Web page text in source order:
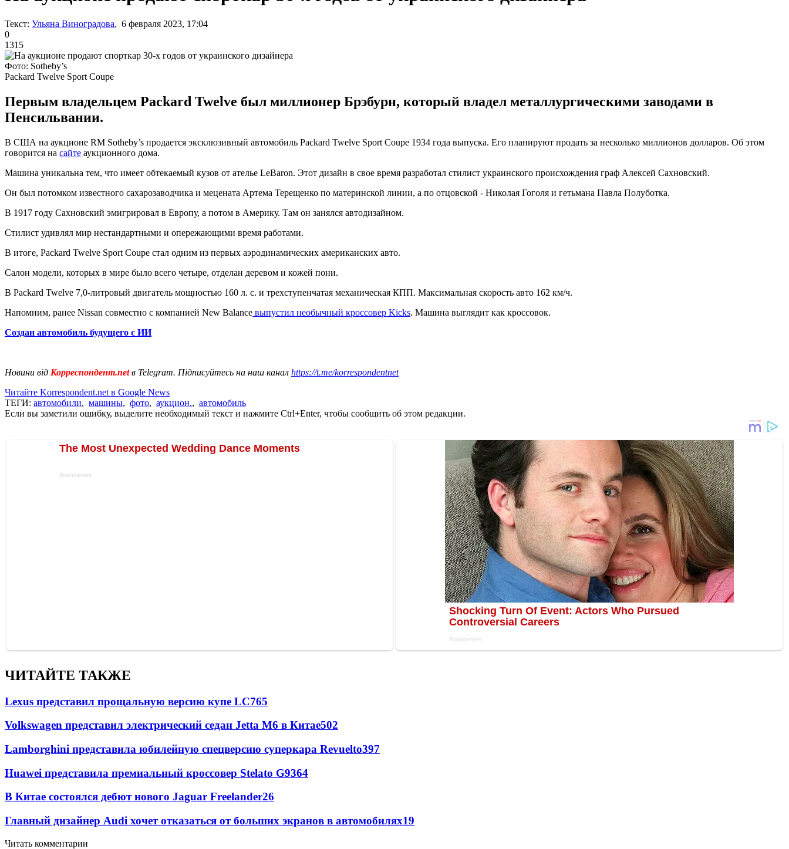
Текст: Ульяна Виноградова, 6 февраля 2023, 17:04
0
1315
Фото: Sotheby’s
Packard Twelve Sport Coupe
Первым владельцем Packard Twelve был миллионер Брэбурн, который владел металлургическими заводами в
Пенсильвании.
В США на аукционе RM Sotheby’s продается эксклюзивный автомобиль Packard Twelve Sport Coupe 1934 года выпуска. Его планируют продать за несколько миллионов долларов. Об этом
говорится на сайте аукционного дома.
Машина уникальна тем, что имеет обтекаемый кузов от ателье LeBaron. Этот дизайн в свое время разработал стилист украинского происхождения граф Алексей Сахновский.
Он был потомком известного сахарозаводчика и мецената Артема Терещенко по материнской линии, а по отцовской - Николая Гоголя и гетьмана Павла Полуботка.
В 1917 году Сахновский эмигрировал в Европу, а потом в Америку. Там он занялся автодизайном.
Стилист удивлял мир нестандартными и опережающими время работами.
В итоге, Packard Twelve Sport Coupe стал одним из первых аэродинамических американских авто.
Салон модели, которых в мире было всего четыре, отделан деревом и кожей пони.
В Packard Twelve 7,0-литровый двигатель мощностью 160 л. с. и трехступенчатая механическая КПП. Максимальная скорость авто 162 км/ч.
Напомним, ранее Nissan совместно с компанией New Balance выпустил необычный кроссовер Kicks. Машина выглядит как кроссовок.
Создан автомобиль будущего с ИИ
Новини від Корреспондент.netв Telegram. Підписуйтесь на наш канал https://t.me/korrespondentnet
Читайте Korrespondent.net в Google News
ТЕГИ: автомобили, машины, фото, аукцион., автомобиль
Если вы заметили ошибку, выделите необходимый текст и нажмите Ctrl+Enter, чтобы сообщить об этом редакции.
ЧИТАЙТЕ ТАКЖЕ
Lexus представил прощальную версию купе LC765
Volkswagen представил электрический седан Jetta M6 в Китае502
Lamborghini представила юбилейную спецверсию суперкара Revuelto397
Huawei представила премиальный кроссовер Stelato G9364
В Китае состоялся дебют нового Jaguar Freelander26
Главный дизайнер Audi хочет отказаться от больших экранов в автомобилях19
Читать комментарии